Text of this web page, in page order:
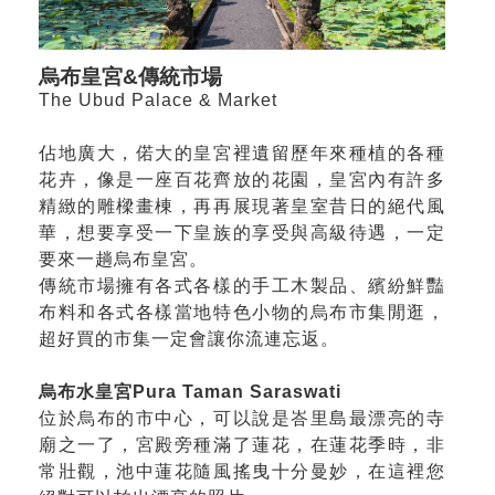
烏布皇宮&傳統市場
The Ubud Palace & Market
佔地廣大，偌大的皇宮裡遺留歷年來種植的各種
花卉，像是一座百花齊放的花園，皇宮內有許多
精緻的雕樑畫棟，再再展現著皇室昔日的絕代風
華，想要享受一下皇族的享受與高級待遇，一定
要來一趟烏布皇宮。
傳統市場擁有各式各樣的手工木製品、繽紛鮮豔
布料和各式各樣當地特色小物的烏布市集閒逛，
超好買的市集一定會讓你流連忘返。
烏布水皇宮Pura Taman Saraswati
位於烏布的市中心，可以說是峇里島最漂亮的寺
廟之一了，宮殿旁種滿了蓮花，在蓮花季時，非
常壯觀，池中蓮花隨風搖曳十分曼妙，在這裡您